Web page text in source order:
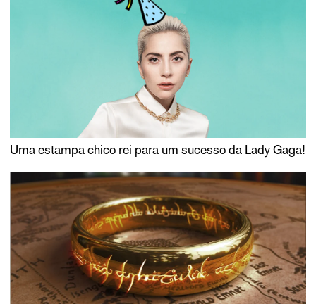
Uma estampa chico rei para um sucesso da Lady Gaga!